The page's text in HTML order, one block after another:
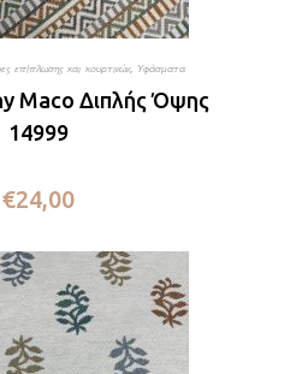
επίπλωσης και κουρτινών, Υφάσματα
Maco Διπλής Όψης
14999
€24,00